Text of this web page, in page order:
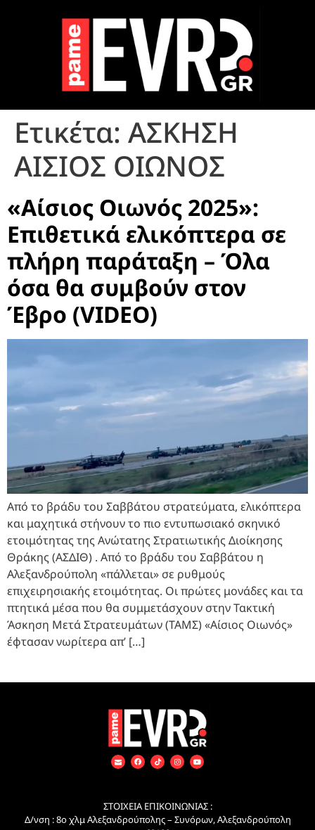
Ετικέτα: ΑΣΚΗΣΗ
ΑΙΣΙΟΣ ΟΙΩΝΟΣ
«Αίσιος Οιωνός 2025»:
Επιθετικά ελικόπτερα σε
πλήρη παράταξη – Όλα
όσα θα συμβούν στον
Έβρο (VIDEO)
Από το βράδυ του Σαββάτου στρατεύματα, ελικόπτερα
και μαχητικά στήνουν το πιο εντυπωσιακό σκηνικό
ετοιμότητας της Ανώτατης Στρατιωτικής Διοίκησης
Θράκης (ΑΣΔΙΘ) . Από το βράδυ του Σαββάτου η
Αλεξανδρούπολη «πάλλεται» σε ρυθμούς
επιχειρησιακής ετοιμότητας. Οι πρώτες μονάδες και τα
πτητικά μέσα που θα συμμετάσχουν στην Τακτική
Άσκηση Μετά Στρατευμάτων (ΤΑΜΣ) «Αίσιος Οιωνός»
έφτασαν νωρίτερα απ’ […]
ΣΤΟΙΧΕΙΑ ΕΠΙΚΟΙΝΩΝΙΑΣ :
Δ/νση : 8ο χλμ Αλεξανδρούπολης – Συνόρων, Αλεξανδρούπολη